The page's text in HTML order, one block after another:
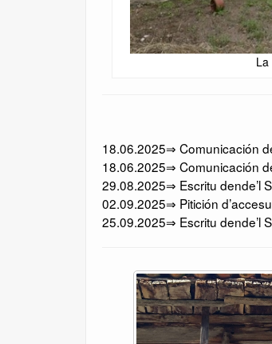
18.06.2025⇒ Comunicación
18.06.2025⇒ Comunicación
29.08.2025⇒ Escritu dende’l
02.09.2025⇒ Pitición
25.09.2025⇒ Escritu dende’l